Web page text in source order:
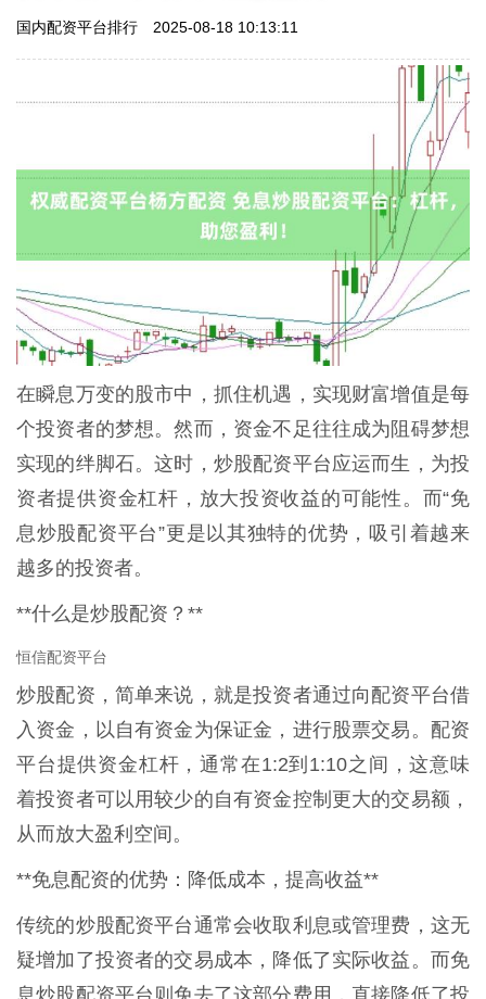
国内配资平台排行 2025-08-18 10:13:11
在瞬息万变的股市中，抓住机遇，实现财富增值是每
个投资者的梦想。然而，资金不足往往成为阻碍梦想
实现的绊脚石。这时，炒股配资平台应运而生，为投
资者提供资金杠杆，放大投资收益的可能性。而“免
息炒股配资平台”更是以其独特的优势，吸引着越来
越多的投资者。
**什么是炒股配资？**
恒信配资平台
炒股配资，简单来说，就是投资者通过向配资平台借
入资金，以自有资金为保证金，进行股票交易。配资
平台提供资金杠杆，通常在1:2到1:10之间，这意味
着投资者可以用较少的自有资金控制更大的交易额，
从而放大盈利空间。
**免息配资的优势：降低成本，提高收益**
传统的炒股配资平台通常会收取利息或管理费，这无
疑增加了投资者的交易成本，降低了实际收益。而免
息炒股配资平台则免去了这部分费用，直接降低了投